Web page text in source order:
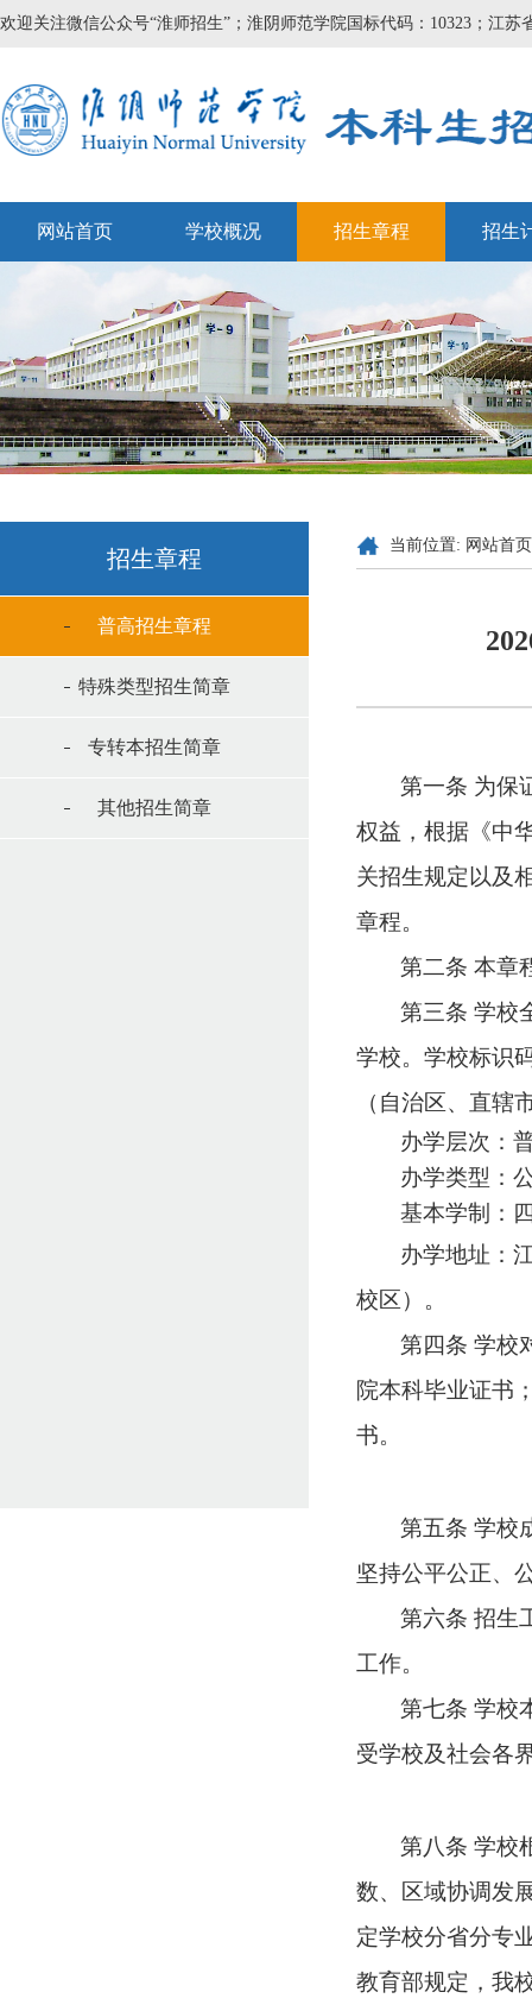
欢迎关注微信公众号“淮师招生”；淮阴师范学院国标代码：10323；江苏
网站首页 学校概况 招生章程 招生
招生章程
普高招生章程
特殊类型招生简章
专转本招生简章
其他招生简章
当前位置: 网站首页
第一条 为保
权益，根据《中
关招生规定以及
章程。
第二条 本章
第三条 学校
学校。学校标识
（自治区、直辖
办学层次：
办学类型：
基本学制：
办学地址：
校区）。
第四条 学校
院本科毕业证书
书。
第五条 学校
坚持公平公正、
第六条 招生
工作。
第七条 学校
受学校及社会各
第八条 学校
数、区域协调发
定学校分省分专
教育部规定，我